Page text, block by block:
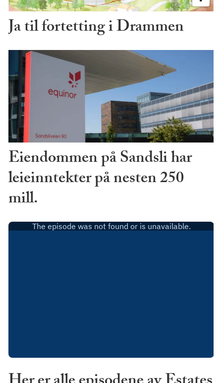
Ja til fortetting i Drammen
Eiendommen på Sandsli har
leieinntekter på nesten 250
mill.